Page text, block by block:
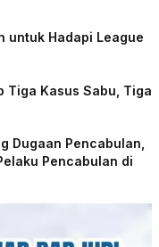
untuk Hadapi League
Tiga Kasus Sabu, Tiga
Dugaan Pencabulan,
Pencabulan di